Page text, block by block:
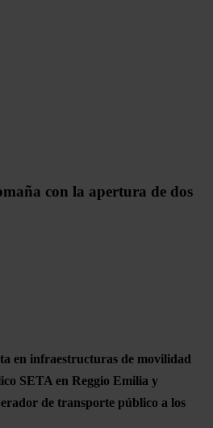
con la apertura de dos
en infraestructuras de movilidad
SETA en Reggio Emilia y
de transporte público a los